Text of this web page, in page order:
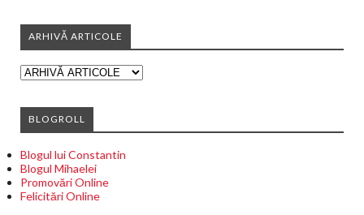
ARHIVĂ ARTICOLE
BLOGROLL
Blogul lui Constantin
Blogul Mihaelei
Promovări Online
Felicitări Online